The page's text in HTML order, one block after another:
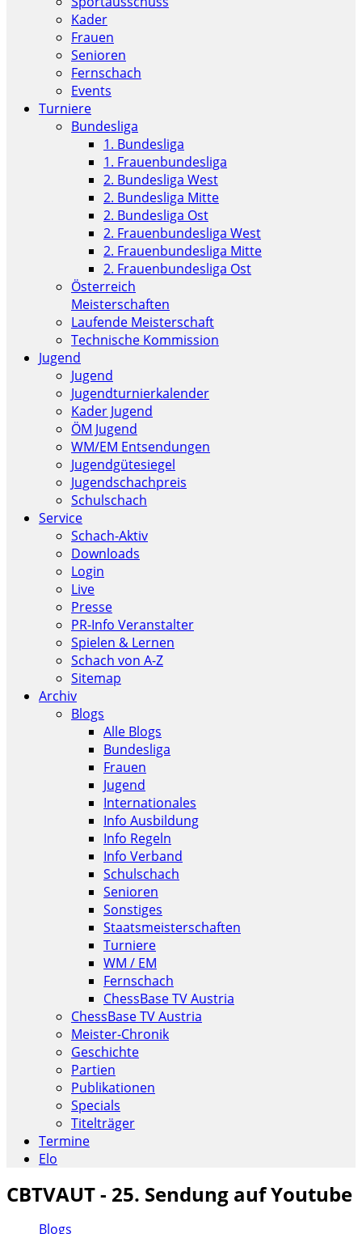
Kader
Frauen
Senioren
Fernschach
Events
Turniere
Bundesliga
1. Bundesliga
1. Frauenbundesliga
2. Bundesliga West
2. Bundesliga Mitte
2. Bundesliga Ost
2. Frauenbundesliga West
2. Frauenbundesliga Mitte
2. Frauenbundesliga Ost
Österreich
Meisterschaften
Laufende Meisterschaft
Technische Kommission
Jugend
Jugend
Jugendturnierkalender
Kader Jugend
ÖM Jugend
WM/EM Entsendungen
Jugendgütesiegel
Jugendschachpreis
Schulschach
Service
Schach-Aktiv
Downloads
Login
Live
Presse
PR-Info Veranstalter
Spielen & Lernen
Schach von A-Z
Sitemap
Archiv
Blogs
Alle Blogs
Bundesliga
Frauen
Jugend
Internationales
Info Ausbildung
Info Regeln
Info Verband
Schulschach
Senioren
Sonstiges
Staatsmeisterschaften
Turniere
WM / EM
Fernschach
ChessBase TV Austria
ChessBase TV Austria
Meister-Chronik
Geschichte
Partien
Publikationen
Specials
Titelträger
Termine
Elo
CBTVAUT - 25. Sendung auf Youtube
Blogs